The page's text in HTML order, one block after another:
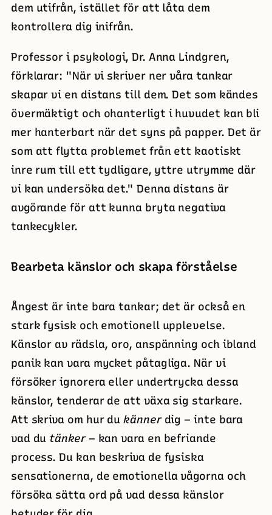
dem utifrån, istället för att låta dem
kontrollera dig inifrån.
Professor i psykologi, Dr. Anna Lindgren,
förklarar: "När vi skriver ner våra tankar
skapar vi en distans till dem. Det som kändes
övermäktigt och ohanterligt i huvudet kan bli
mer hanterbart när det syns på papper. Det är
som att flytta problemet från ett kaotiskt
inre rum till ett tydligare, yttre utrymme där
vi kan undersöka det." Denna distans är
avgörande för att kunna bryta negativa
tankecykler.
Bearbeta känslor och skapa förståelse
Ångest är inte bara tankar; det är också en
stark fysisk och emotionell upplevelse.
Känslor av rädsla, oro, anspänning och ibland
panik kan vara mycket påtagliga. När vi
försöker ignorera eller undertrycka dessa
känslor, tenderar de att växa sig starkare.
Att skriva om hur dukännerdig – inte bara
vad du tänker– kan vara en befriande
process. Du kan beskriva de fysiska
sensationerna, de emotionella vågorna och
försöka sätta ord på vad dessa känslor